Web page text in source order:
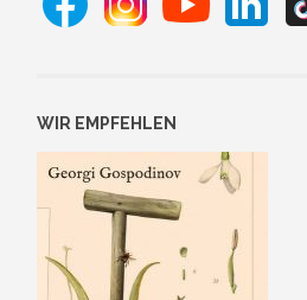
WIR EMPFEHLEN